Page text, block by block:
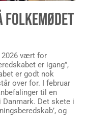
FOLKEMØDET
2026 vært for
er igang”,
er godt nok
over for. I februar
til en
Det skete i
og